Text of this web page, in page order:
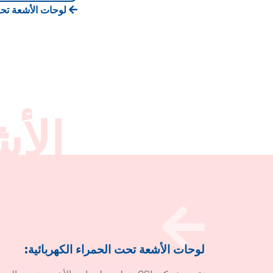
لوحات الأشعة
لوحات الأشعة تحت الحمراء الكهربائية: